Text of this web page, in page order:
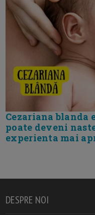
Cezariana blanda
poate deveni
experienta mai
DESPRE NOI